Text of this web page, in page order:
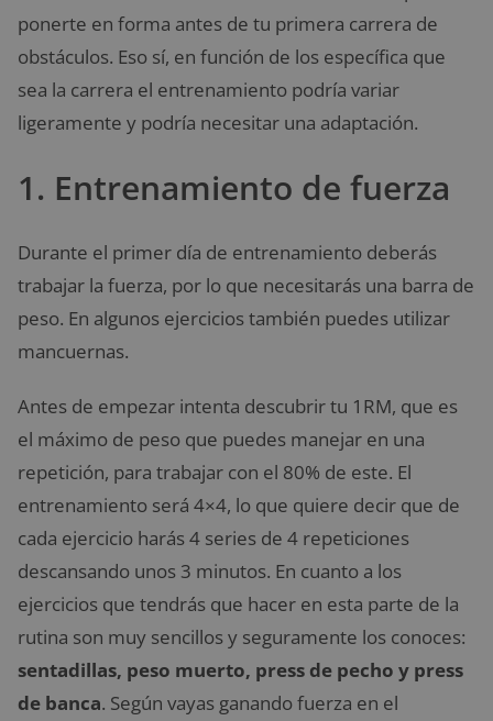
ponerte en forma antes de tu primera carrera de
obstáculos. Eso sí, en función de los específica que
sea la carrera el entrenamiento podría variar
ligeramente y podría necesitar una adaptación.
1. Entrenamiento de fuerza
Durante el primer día de entrenamiento deberás
trabajar la fuerza, por lo que necesitarás una barra de
peso. En algunos ejercicios también puedes utilizar
mancuernas.
Antes de empezar intenta descubrir tu 1RM, que es
el máximo de peso que puedes manejar en una
repetición, para trabajar con el 80% de este. El
entrenamiento será 4×4, lo que quiere decir que de
cada ejercicio harás 4 series de 4 repeticiones
descansando unos 3 minutos. En cuanto a los
ejercicios que tendrás que hacer en esta parte de la
rutina son muy sencillos y seguramente los conoces:
sentadillas, peso muerto, press de pecho y press
de banca. Según vayas ganando fuerza en el